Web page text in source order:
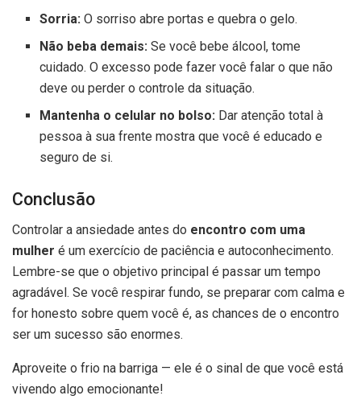
Sorria: O sorriso abre portas e quebra o gelo.
Não beba demais: Se você bebe álcool, tome
cuidado. O excesso pode fazer você falar o que não
deve ou perder o controle da situação.
Mantenha o celular no bolso: Dar atenção total à
pessoa à sua frente mostra que você é educado e
seguro de si.
Conclusão
Controlar a ansiedade antes do encontro com uma
mulher é um exercício de paciência e autoconhecimento.
Lembre-se que o objetivo principal é passar um tempo
agradável. Se você respirar fundo, se preparar com calma e
for honesto sobre quem você é, as chances de o encontro
ser um sucesso são enormes.
Aproveite o frio na barriga — ele é o sinal de que você está
vivendo algo emocionante!